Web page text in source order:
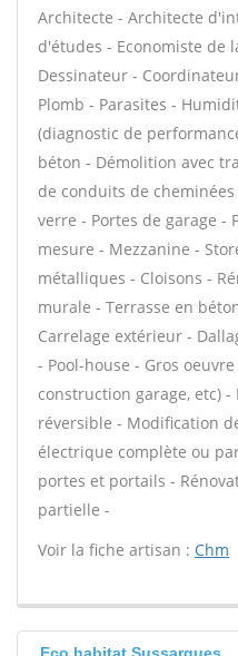
Architecte - Architecte
d'études - Economiste de
Dessinateur -
Plomb - Parasites -
(diagnostic de
béton - Démolition avec
de conduits de
verre - Portes de garage -
mesure - Mezzanine -
métalliques - Cloisons -
murale - Terrasse en
Carrelage extérieur -
- Pool-house - Gros
construction garage, etc)
réversible - Modification
électrique complète ou
portes et portails -
partielle -
Voir la fiche artisan : Chm